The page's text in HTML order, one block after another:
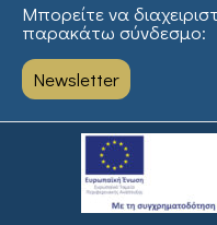
Μπορείτε να
παρακάτω σύνδεσμο:
Newsletter